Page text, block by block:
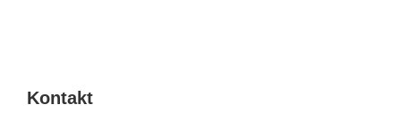
Kontakt